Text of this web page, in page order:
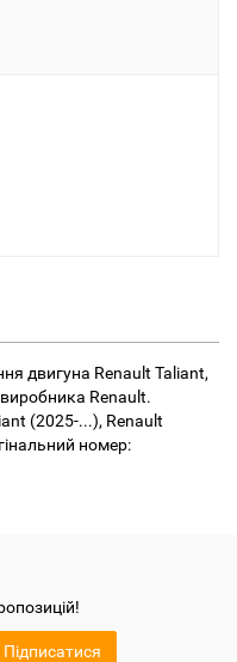
двигуна Renault Taliant,
виробника Renault.
(2025-...), Renault
номер:
Підписатися